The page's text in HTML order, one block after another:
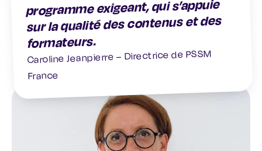
programme exigeant, qui s’appuie
sur la qualité des contenus et des
formateurs.
Caroline Jeanpierre – Directrice de PSSM
France